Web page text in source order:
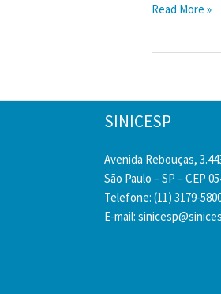
SINICON
atuação
em
da
infraestrutura
nacional
Read More »
SINICESP
Avenida Rebouças,
São Paulo – SP – CEP
Telefone: (11) 3179-
E-mail: